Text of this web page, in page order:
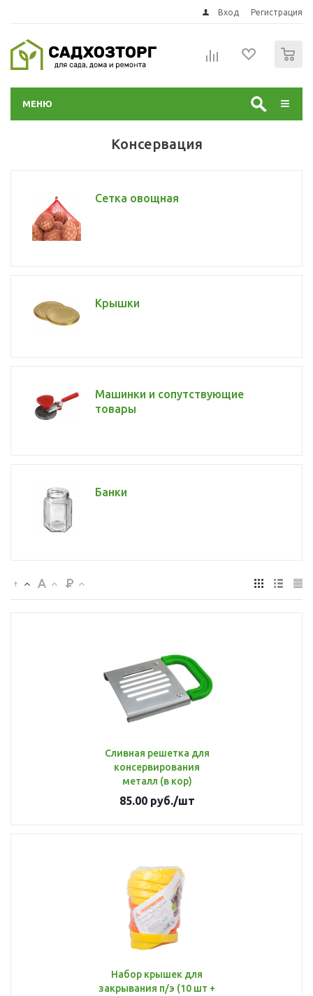
Вход Регистрация
МЕНЮ
Консервация
Сетка овощная
Крышки
Машинки и сопутствующие
товары
Банки
Сливная решетка для
консервирования
металл (в кор)
85.00руб./шт
Набор крышек для
закрывания п/э (10 шт +